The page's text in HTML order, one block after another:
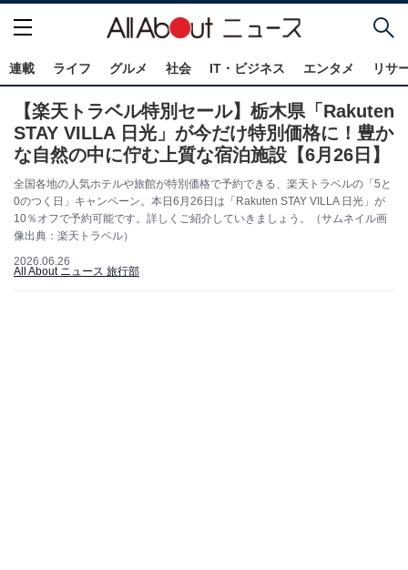
連載 ライフ グルメ 社会 IT・ビジネス エンタメ リサ
【楽天トラベル特別セール】栃木県「Rakuten
STAY VILLA 日光」が今だけ特別価格に！豊か
な自然の中に佇む上質な宿泊施設【6月26日】
全国各地の人気ホテルや旅館が特別価格で予約できる、楽天トラベルの「5と
0のつく日」キャンペーン。本日6月26日は「Rakuten STAY VILLA 日光」が
10％オフで予約可能です。詳しくご紹介していきましょう。（サムネイル画
像出典：楽天トラベル）
2026.06.26
All About ニュース 旅行部